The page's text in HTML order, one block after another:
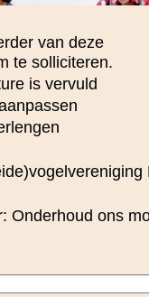
van deze
te solliciteren.
is vervuld
Onderhoud ons